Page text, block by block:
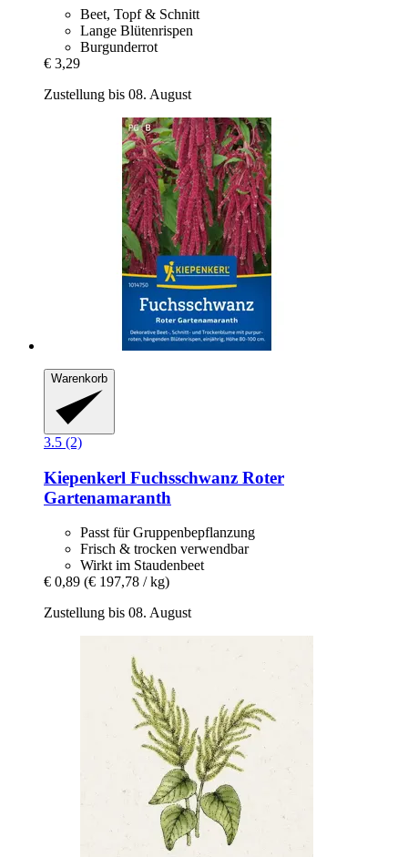
Beet, Topf & Schnitt
Lange Blütenrispen
Burgunderrot
€ 3,29
Zustellung bis 08. August
Warenkorb
3.5 (2)
Kiepenkerl Fuchsschwanz Roter
Gartenamaranth
Passt für Gruppenbepflanzung
Frisch & trocken verwendbar
Wirkt im Staudenbeet
€ 0,89 (€ 197,78 / kg)
Zustellung bis 08. August